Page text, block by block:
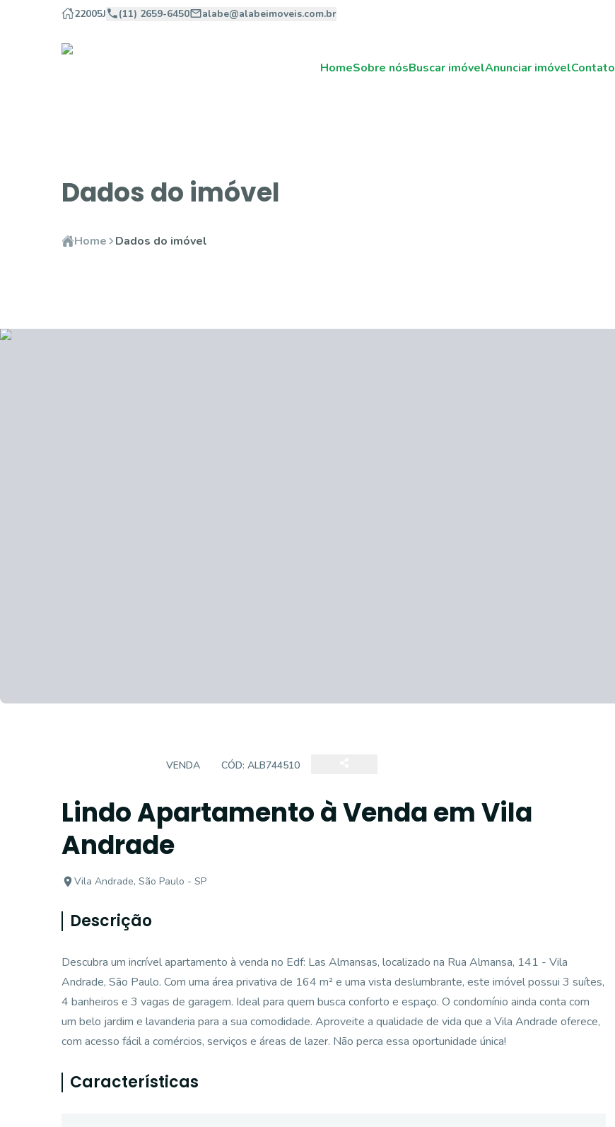
22005J (11) 2659-6450 alabe@alabeimoveis.com.br
HomeSobre nósBuscar imóvelAnunciar imóvelContato
Dados do imóvel
Home Dados do imóvel
VENDA CÓD: ALB744510
Lindo Apartamento à Venda em Vila
Andrade
Vila Andrade, São Paulo - SP
Descrição
Descubra um incrível apartamento à venda no Edf: Las Almansas, localizado na Rua Almansa, 141 - Vila
Andrade, São Paulo. Com uma área privativa de 164 m² e uma vista deslumbrante, este imóvel possui 3 suítes,
4 banheiros e 3 vagas de garagem. Ideal para quem busca conforto e espaço. O condomínio ainda conta com
um belo jardim e lavanderia para a sua comodidade. Aproveite a qualidade de vida que a Vila Andrade oferece,
com acesso fácil a comércios, serviços e áreas de lazer. Não perca essa oportunidade única!
Características